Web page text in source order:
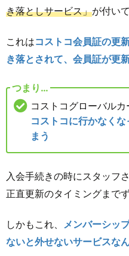
き落としサービス」が付い
これはコストコ会員証の更
き落とされて、会員証が更
つまり…
コストコグローバル
コストコに行かなく
まう
入会手続きの時にスタッフ
正直更新のタイミングまで
しかもこれ、
メンバーシッ
ないと外せないサービスなん